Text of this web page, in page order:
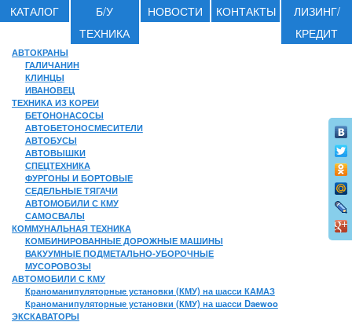
КАТАЛОГ
Б/У
ТЕХНИКА
НОВОСТИ КОНТАКТЫ
ЛИЗИНГ/
КРЕДИТ
АВТОКРАНЫ
ГАЛИЧАНИН
КЛИНЦЫ
ИВАНОВЕЦ
ТЕХНИКА ИЗ КОРЕИ
БЕТОНОНАСОСЫ
АВТОБЕТОНОСМЕСИТЕЛИ
АВТОБУСЫ
АВТОВЫШКИ
СПЕЦТЕХНИКА
ФУРГОНЫ И БОРТОВЫЕ
СЕДЕЛЬНЫЕ ТЯГАЧИ
АВТОМОБИЛИ С КМУ
САМОСВАЛЫ
КОММУНАЛЬНАЯ ТЕХНИКА
КОМБИНИРОВАННЫЕ ДОРОЖНЫЕ МАШИНЫ
ВАКУУМНЫЕ ПОДМЕТАЛЬНО-УБОРОЧНЫЕ
МУСОРОВОЗЫ
АВТОМОБИЛИ С КМУ
Краноманипуляторные установки (КМУ) на шасси КАМАЗ
Краноманипуляторные установки (КМУ) на шасси Daewoo
ЭКСКАВАТОРЫ